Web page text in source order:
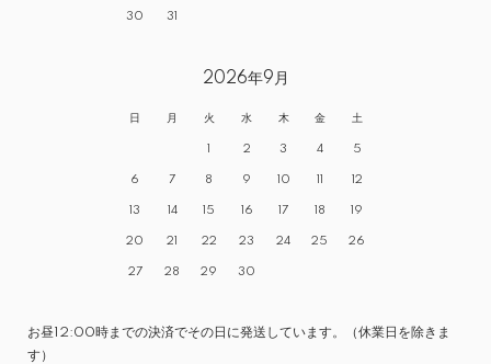
30 31
2026年9月
日 月 火 水 木 金 土
1 2 3 4 5
6 7 8 9 10 11 12
13 14 15 16 17 18 19
20 21 22 23 24 25 26
27 28 29 30
お昼12:00時までの決済でその日に発送しています。（休業日を除きま
す）